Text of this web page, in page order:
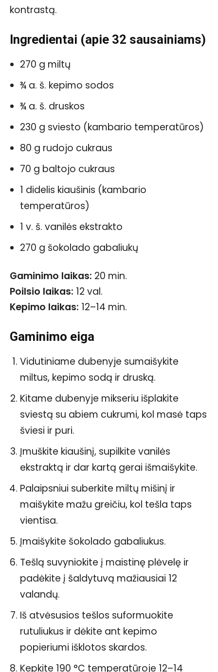
kontrastą.
Ingredientai (apie 32 sausainiams)
270 g miltų
¾ a. š. kepimo sodos
¾ a. š. druskos
230 g sviesto (kambario temperatūros)
80 g rudojo cukraus
70 g baltojo cukraus
1 didelis kiaušinis (kambario
temperatūros)
1 v. š. vanilės ekstrakto
270 g šokolado gabaliukų
Gaminimo laikas: 20 min.
Poilsio laikas: 12 val.
Kepimo laikas: 12–14 min.
Gaminimo eiga
Vidutiniame dubenyje sumaišykite
miltus, kepimo sodą ir druską.
Kitame dubenyje mikseriu išplakite
sviestą su abiem cukrumi, kol masė taps
šviesi ir puri.
Įmuškite kiaušinį, supilkite vanilės
ekstraktą ir dar kartą gerai išmaišykite.
Palaipsniui suberkite miltų mišinį ir
maišykite mažu greičiu, kol tešla taps
vientisa.
Įmaišykite šokolado gabaliukus.
Tešlą suvyniokite į maistinę plėvelę ir
padėkite į šaldytuvą mažiausiai 12
valandų.
Iš atvėsusios tešlos suformuokite
rutuliukus ir dėkite ant kepimo
popieriumi išklotos skardos.
Kepkite 190 °C temperatūroje 12–14